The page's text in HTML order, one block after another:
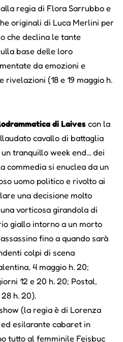
regia di Flora Sarrubbo e
originali di Luca Merlini per
che declina le tante
base delle loro
da emozioni e
(18 e 19 maggio h.
di Laivescon la
cavallo di battaglia
tranquillo week end... dei
commedia si enuclea da un
uomo politico e rivolto ai
una decisione molto
vorticosa girandola di
giallo intorno a un morto
fino a quando sarà
colpi di scena
4 maggio h. 20;
12 e 20 h. 20; Postal,
h. 20).
(la regia è di Lorenza
esilarante cabaret in
tutto al femminile Feisbuc